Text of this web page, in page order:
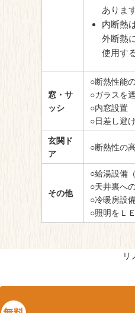
ありま
内断熱
外断熱
使用す
窓・サ
ッシ
○断熱性能
○ガラスを
○内窓設置
○日差し避
玄関ド
ア
○断熱性の
その他
○給湯設備
○天井裏へ
○冷暖房設
○照明をＬ
リ